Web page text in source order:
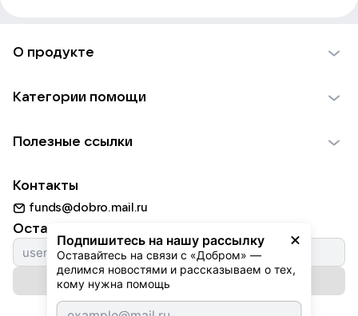
Подпишитесь на нашу рассылку
Оставайтесь на связи с «Добром» —
делимся новостями и рассказываем о тех,
кому нужна помощь
О продукте
Использование материалов
Для НКО
Партнерам
Категории помощи
Пожилым
Животным
Природе
Культуре
Фондам
Полезные ссылки
Добрый день
Истории
Автоплатежи
Контакты
funds@dobro.mail.ru
Оставайтесь с нами
Подписаться на рассылку